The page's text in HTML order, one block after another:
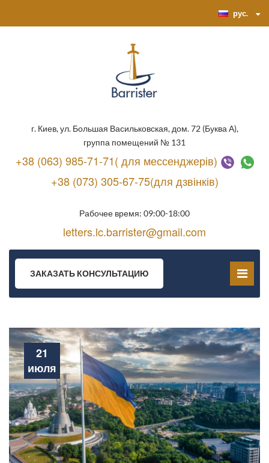
рус.
г. Киев, ул. Большая Васильковская, дом. 72 (Буква А),
группа помещений № 131
+38 (063) 985-71-71( для мессенджерів)
+38 (073) 305-67-75(для дзвінків)
Рабочее время: 09:00-18:00
letters.lc.barrister@gmail.com
ЗАКАЗАТЬ КОНСУЛЬТАЦИЮ
21
июля